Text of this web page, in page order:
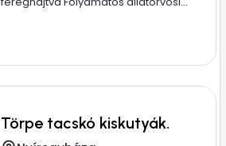
Törpe tacskó kiskutyák.